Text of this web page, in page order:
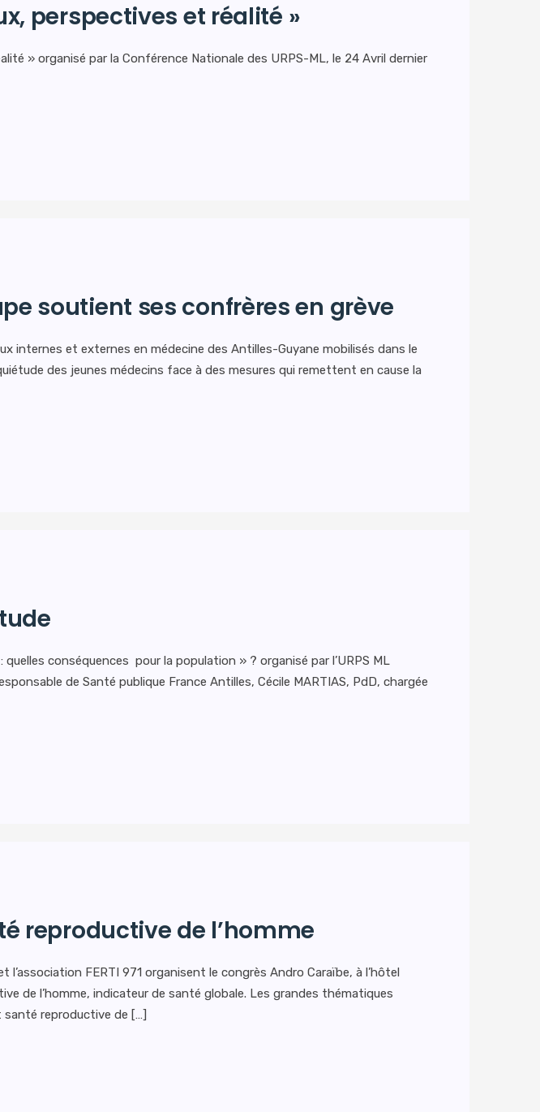
perspectives et réalité »
» organisé par la Conférence Nationale des URPS-ML, le 24 Avril dernier
soutient ses confrères en grève
internes et externes en médecine des Antilles-Guyane mobilisés dans le
des jeunes médecins face à des mesures qui remettent en cause la
conséquences pour la population » ? organisé par l’URPS ML
de Santé publique France Antilles, Cécile MARTIAS, PdD, chargée
reproductive de l’homme
l’association FERTI 971 organisent le congrès Andro Caraïbe, à l’hôtel
de l’homme, indicateur de santé globale. Les grandes thématiques
reproductive de […]